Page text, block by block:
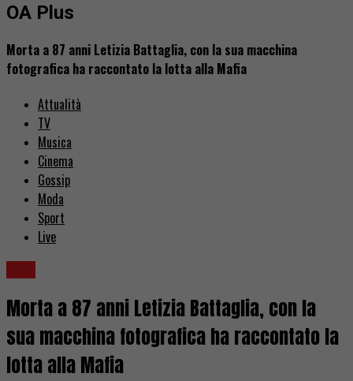
OA Plus
Morta a 87 anni Letizia Battaglia, con la sua macchina
fotografica ha raccontato la lotta alla Mafia
Attualità
TV
Musica
Cinema
Gossip
Moda
Sport
Live
Morta a 87 anni Letizia Battaglia, con la
sua macchina fotografica ha raccontato la
lotta alla Mafia